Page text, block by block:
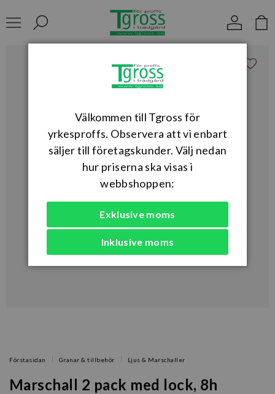
Förstasidan Granar & tillbehör Ljus & Marschaller
Marschall 2 pack med lock, 8h
Välkommen till Tgross för
yrkesproffs. Observera att vi enbart
säljer till företagskunder. Välj nedan
hur priserna ska visas i
webbshoppen:
Exklusive moms
Inklusive moms